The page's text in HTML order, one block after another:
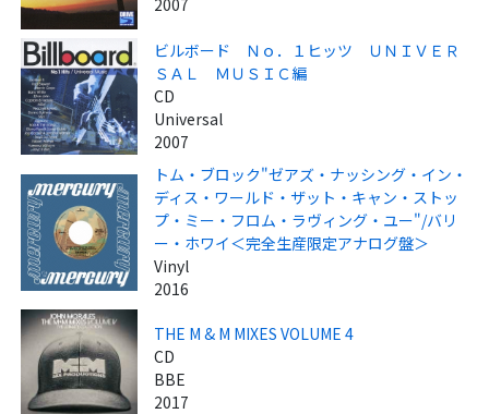
2007
ビルボード Ｎｏ．１ヒッツ ＵＮＩＶＥＲ
ＳＡＬ ＭＵＳＩＣ編
CD
Universal
2007
トム・ブロック"ゼアズ・ナッシング・イン・
ディス・ワールド・ザット・キャン・ストッ
プ・ミー・フロム・ラヴィング・ユー"/バリ
ー・ホワイ＜完全生産限定アナログ盤＞
Vinyl
2016
THE M & M MIXES VOLUME 4
CD
BBE
2017